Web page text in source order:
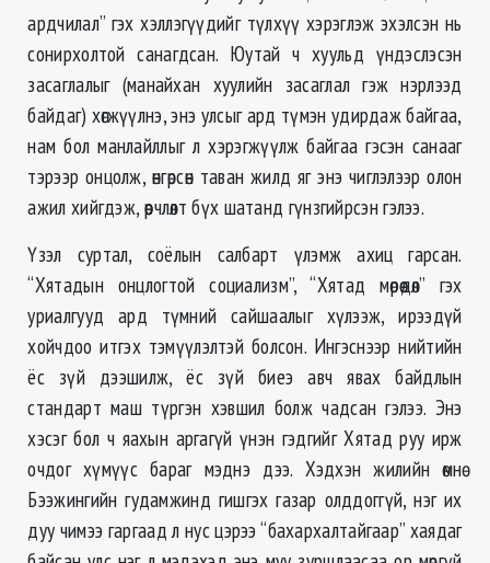
ардчилал” гэх хэллэгүүдийг түлхүү хэрэглэж эхэлсэн нь
сонирхолтой санагдсан. Юутай ч хуульд үндэслэсэн
засаглалыг (манайхан хуулийн засаглал гэж нэрлээд
байдаг) хөгжүүлнэ, энэ улсыг ард түмэн удирдаж байгаа,
нам бол манлайллыг л хэрэгжүүлж байгаа гэсэн санааг
тэрээр онцолж, өнгөрсөн таван жилд яг энэ чиглэлээр олон
ажил хийгдэж, өөрчлөлт бүх шатанд гүнзгийрсэн гэлээ.
Үзэл суртал, соёлын салбарт үлэмж ахиц гарсан.
“Хятадын онцлогтой социализм”, “Хятад мөрөөдөл” гэх
уриалгууд ард түмний сайшаалыг хүлээж, ирээдүй
хойчдоо итгэх тэмүүлэлтэй болсон. Ингэснээр нийтийн
ёс зүй дээшилж, ёс зүй биеэ авч явах байдлын
стандарт маш түргэн хэвшил болж чадсан гэлээ. Энэ
хэсэг бол ч яахын аргагүй үнэн гэдгийг Хятад руу ирж
очдог хүмүүс бараг мэднэ дээ. Хэдхэн жилийн өмнө
Бээжингийн гудамжинд гишгэх газар олддоггүй, нэг их
дуу чимээ гаргаад л нус цэрээ “бахархалтайгаар” хаядаг